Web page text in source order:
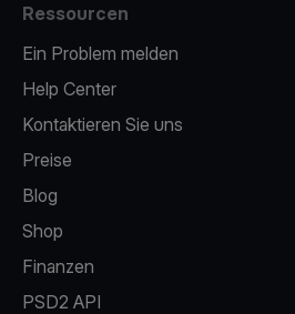
Ressourcen
Ein Problem melden
Help Center
Kontaktieren Sie uns
Preise
Blog
Shop
Finanzen
PSD2 API